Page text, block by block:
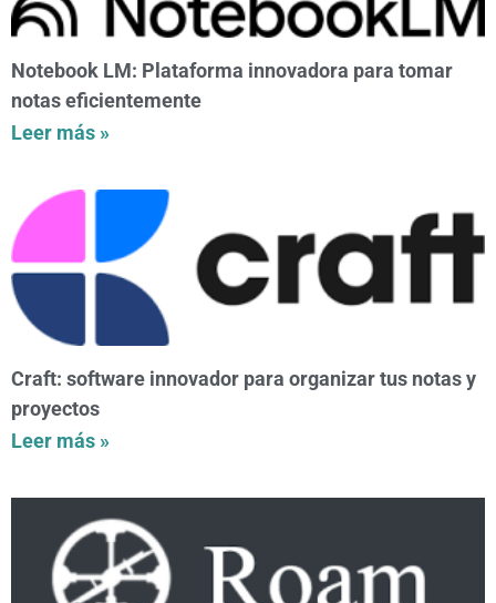
Notebook LM: Plataforma innovadora para tomar
notas eficientemente
Leer más »
Craft: software innovador para organizar tus notas y
proyectos
Leer más »